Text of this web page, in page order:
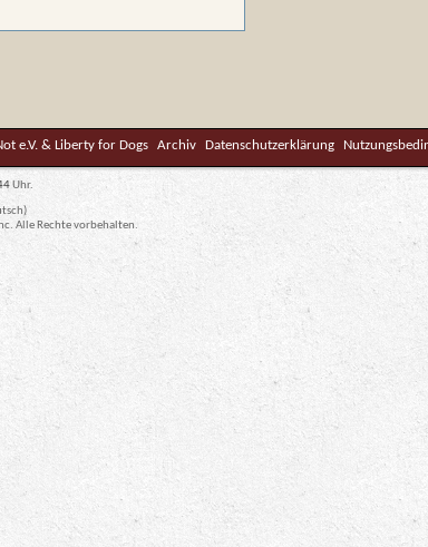
e.V. & Liberty for Dogs Archiv Datenschutzerklärung
Uhr.
Alle Rechte vorbehalten.